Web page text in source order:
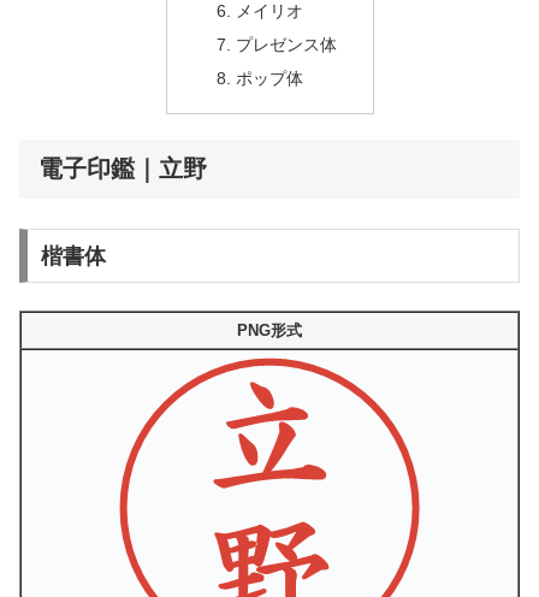
メイリオ
プレゼンス体
ポップ体
電子印鑑｜立野
楷書体
PNG形式